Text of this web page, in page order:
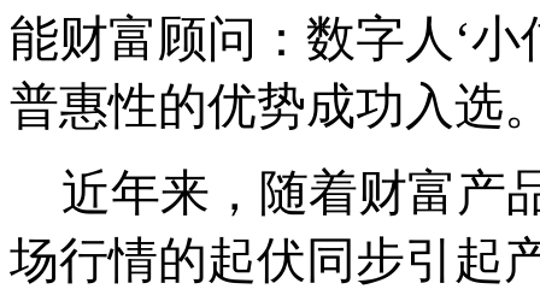
能财富顾问：数字人‘
普惠性的优势成功入选
近年来，随着财富产
场行情的起伏同步引起